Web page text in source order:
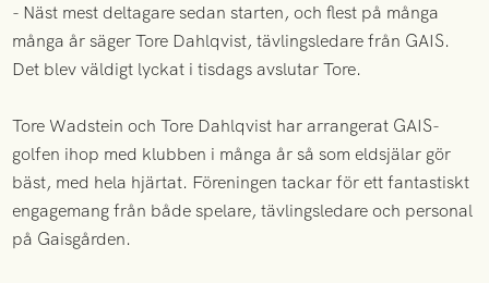
- Näst mest deltagare sedan starten, och flest på många
många år säger Tore Dahlqvist, tävlingsledare från GAIS.
Det blev väldigt lyckat i tisdags avslutar Tore.
Tore Wadstein och Tore Dahlqvist har arrangerat GAIS-
golfen ihop med klubben i många år så som eldsjälar gör
bäst, med hela hjärtat. Föreningen tackar för ett fantastiskt
engagemang från både spelare, tävlingsledare och personal
på Gaisgården.